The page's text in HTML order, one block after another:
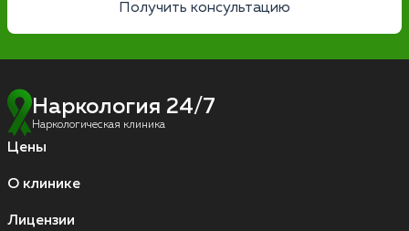
Получить консультацию
Наркология 24/7
Наркологическая клиника
Цены
О клинике
Лицензии